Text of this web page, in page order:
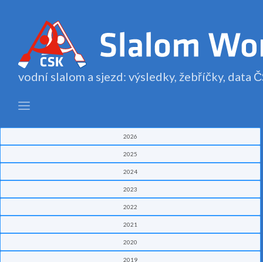
vodní slalom a sjezd: výsledky, žebříčky, data
2026
2025
2024
2023
2022
2021
2020
2019